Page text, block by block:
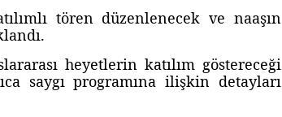
tören düzenlenecek ve naaşın
heyetlerin katılım göstereceği
saygı programına ilişkin detayları